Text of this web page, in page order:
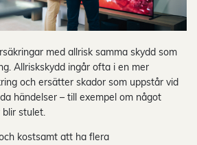
med allrisk samma skydd som
Allriskskydd ingår ofta i en mer
och ersätter skador som uppstår vid
händelser – till exempel om något
blir stulet.
kostsamt att ha flera